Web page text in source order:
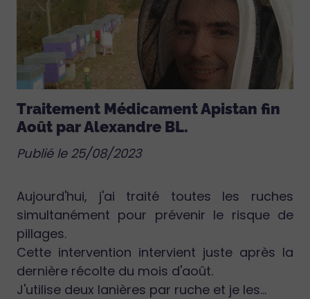
Traitement Médicament Apistan fin
Août par Alexandre BL.
Publié le 25/08/2023
Aujourd'hui, j'ai traité toutes les ruches
simultanément pour prévenir le risque de
pillages.
Cette intervention intervient juste après la
dernière récolte du mois d'août.
J'utilise deux lanières par ruche et je les...